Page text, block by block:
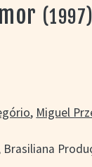
(1997)
, Miguel
Brasiliana